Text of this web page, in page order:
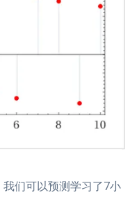
们可以预测学习了7小